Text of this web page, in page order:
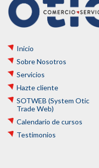
Inicio
Sobre Nosotros
Servicios
Hazte cliente
SOTWEB (System Otic
Trade Web)
Calendario de cursos
Testimonios